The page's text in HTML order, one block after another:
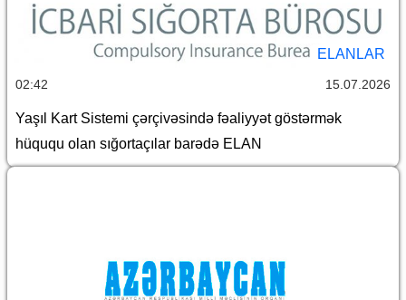
ELANLAR
02:42 15.07.2026
Yaşıl Kart Sistemi çərçivəsində fəaliyyət göstərmək
hüququ olan sığortaçılar barədə ELAN